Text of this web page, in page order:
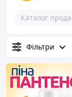
Каталог
Фільтри